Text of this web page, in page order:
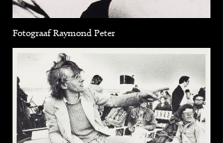
Fotograaf Raymond Peter